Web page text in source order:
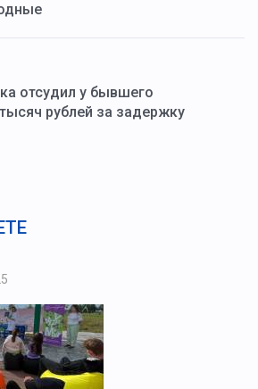
отсудил у бывшего
рублей за задержку